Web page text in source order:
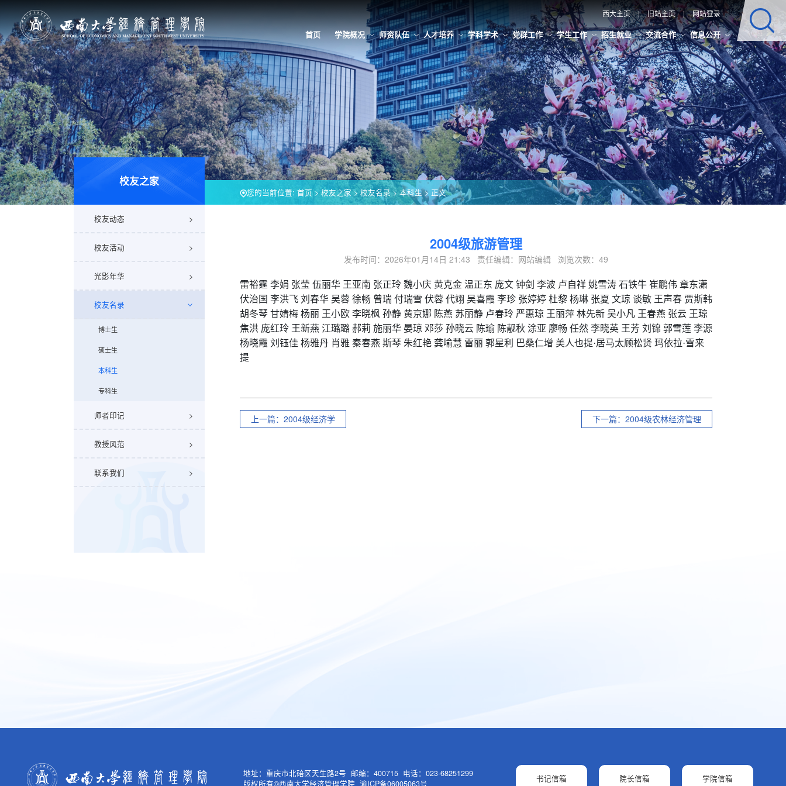
西大主页 | 旧站主页 | 网站登录
首页 学院概况 师资队伍 人才培养 学科学术 党群工作 学生工作 招生就业 交流合作 信息公开
校友之家
您的当前位置: 首页>校友之家>校友名录>本科生> 正文
校友动态
校友活动
光影年华
校友名录
博士生
硕士生
本科生
专科生
师者印记
教授风范
联系我们
2004级旅游管理
发布时间：2026年01月14日 21:43 责任编辑：网站编辑 浏览次数： 49
雷裕霆 李娟 张莹 伍丽华 王亚南 张正玲 魏小庆 黄克金 温正东 庞文 钟剑 李波 卢自祥 姚雪涛 石铁牛 崔鹏伟 章东潇
伏治国 李洪飞 刘春华 吴蓉 徐畅 曾瑞 付瑞雪 伏蓉 代翊 吴喜霞 李珍 张婷婷 杜黎 杨琳 张夏 文琼 谈敏 王声春 贾斯韩
胡冬琴 甘婧梅 杨丽 王小欧 李晓枫 孙静 黄京娜 陈燕 苏丽静 卢春玲 严惠琼 王丽萍 林先新 吴小凡 王春燕 张云 王琼
焦洪 庞红玲 王新燕 江璐璐 郝莉 施丽华 晏琼 邓莎 孙晓云 陈瑜 陈靓秋 涂亚 廖畅 任然 李晓英 王芳 刘锦 郭雪莲 李源
杨晓霞 刘钰佳 杨雅丹 肖雅 秦春燕 斯琴 朱红艳 龚喻慧 雷丽 郭星利 巴桑仁增 美人也提·居马太顾松贤 玛依拉·雪来
提
上一篇：2004级经济学 下一篇：2004级农林经济管理
地址：重庆市北碚区天生路2号 邮编：400715 电话：023-68251299
版权所有©西南大学经济管理学院 渝ICP备06005063号
书记信箱 院长信箱 学院信箱